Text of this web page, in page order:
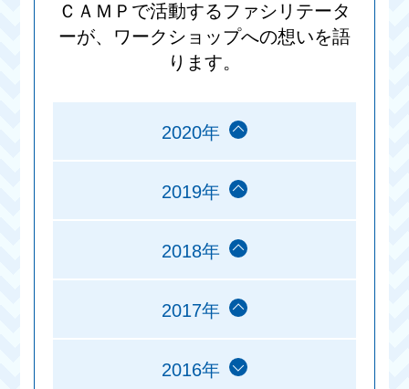
ＣＡＭＰで活動するファシリテータ
ーが、ワークショップへの想いを語
ります。
2020年
2019年
2018年
2017年
2016年